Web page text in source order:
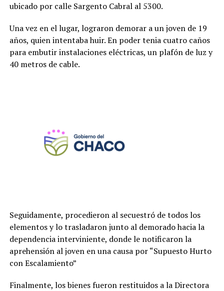
ubicado por calle Sargento Cabral al 5300.
Una vez en el lugar, lograron demorar a un joven de 19
años, quien intentaba huir. En poder tenia cuatro caños
para embutir instalaciones eléctricas, un plafón de luz y
40 metros de cable.
Seguidamente, procedieron al secuestró de todos los
elementos y lo trasladaron junto al demorado hacia la
dependencia interviniente, donde le notificaron la
aprehensión al joven en una causa por “Supuesto Hurto
con Escalamiento”
Finalmente, los bienes fueron restituidos a la Directora